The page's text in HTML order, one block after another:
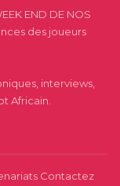
END DE NOS
des joueurs
interviews,
Africain.
Contactez